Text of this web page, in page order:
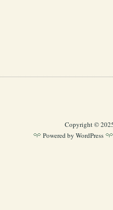
Copyright ©
Powered by WordPress